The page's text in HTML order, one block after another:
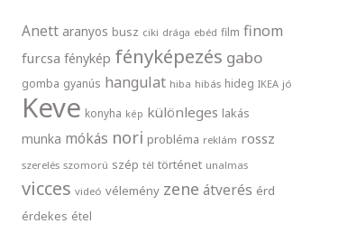
Anett aranyos busz ciki drága ebéd film finom
furcsa fénykép fényképezés gabo
gomba gyanús hangulat hiba hibás hideg IKEA jó
Keve konyha kép különleges lakás
munka mókás nori probléma reklám rossz
szerelés szomorú szép tél történet unalmas
vicces videó vélemény zene átverés érd
érdekes étel